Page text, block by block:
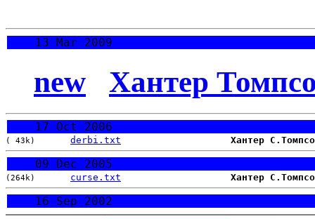
13 Mar 2009
new Хантер
17 Oct 2006
( 43k) derbi.txt Хантер
09 Dec 2005
(264k) curse.txt Хантер
16 Sep 2002